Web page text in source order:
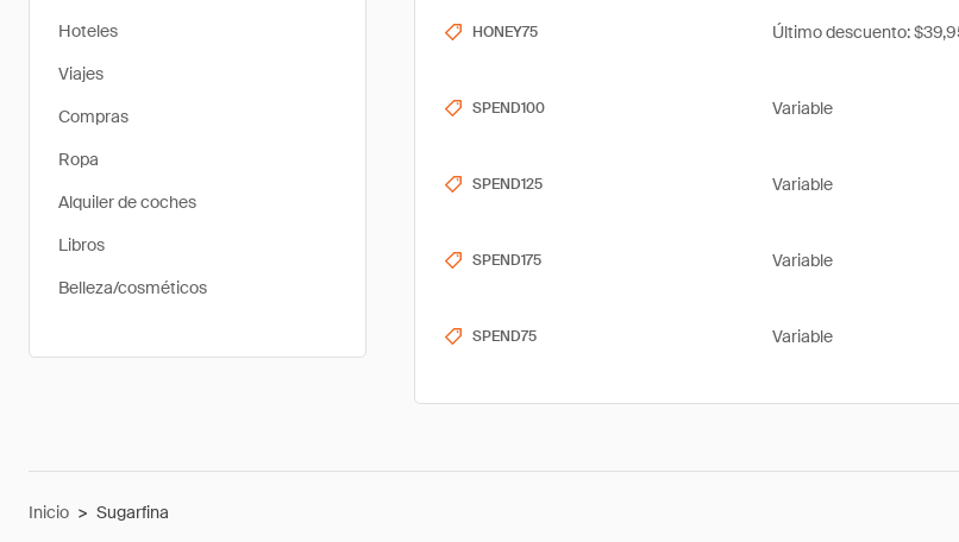
Hoteles
Viajes
Compras
Ropa
Alquiler de coches
Libros
Belleza/cosméticos
HONEY75 Último descuento:
SPEND100 Variable
SPEND125 Variable
SPEND175 Variable
SPEND75 Variable
Inicio > Sugarfina